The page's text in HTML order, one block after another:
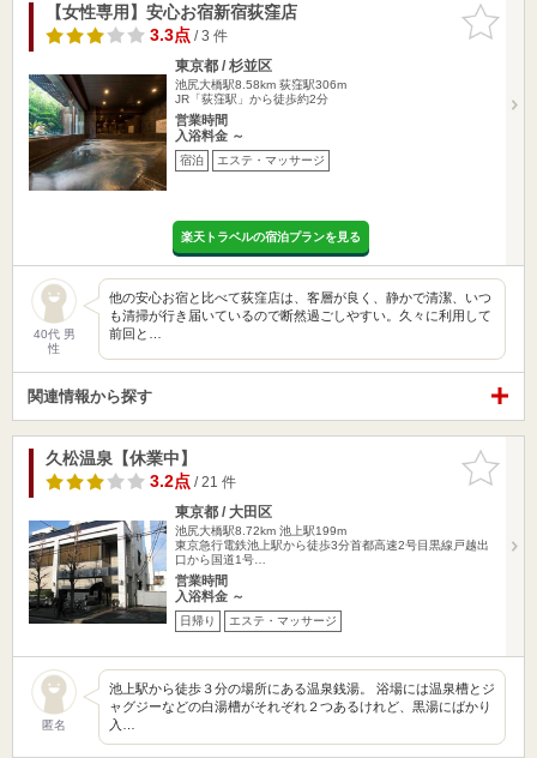
お気に入
りに追加
【女性専用】安心お宿新宿荻窪店
3.3点/ 3 件
東京都 / 杉並区
池尻大橋駅8.58km 荻窪駅306m
JR「荻窪駅」から徒歩約2分
営業時間
入浴料金 ～
宿泊 エステ・マッサージ
楽天トラベルの宿泊プランを見る
40代 男
性
他の安心お宿と比べて荻窪店は、客層が良く、静かで清潔、いつ
も清掃が行き届いているので断然過ごしやすい。久々に利用して
前回と…
関連情報から探す
お気に入
りに追加
久松温泉【休業中】
3.2点/ 21 件
東京都 / 大田区
池尻大橋駅8.72km 池上駅199m
東京急行電鉄池上駅から徒歩3分首都高速2号目黒線戸越出
口から国道1号…
営業時間
入浴料金 ～
日帰り エステ・マッサージ
匿名
池上駅から徒歩３分の場所にある温泉銭湯。 浴場には温泉槽とジ
ャグジーなどの白湯槽がそれぞれ２つあるけれど、黒湯にばかり
入…